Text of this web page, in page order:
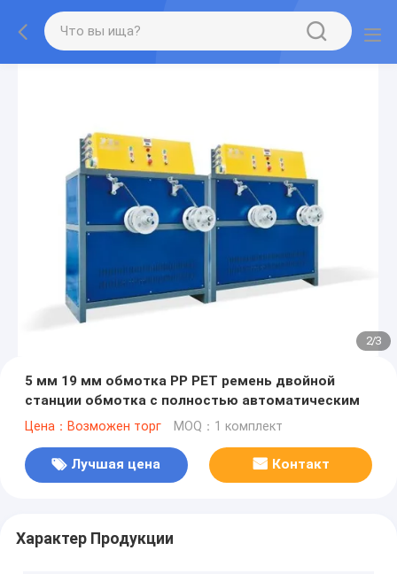
2/3
5 мм 19 мм обмотка PP PET ремень двойной
станции обмотка с полностью автоматическим
Цена：Возможен торг MOQ：1 комплект
Лучшая цена Контакт
Характер Продукции